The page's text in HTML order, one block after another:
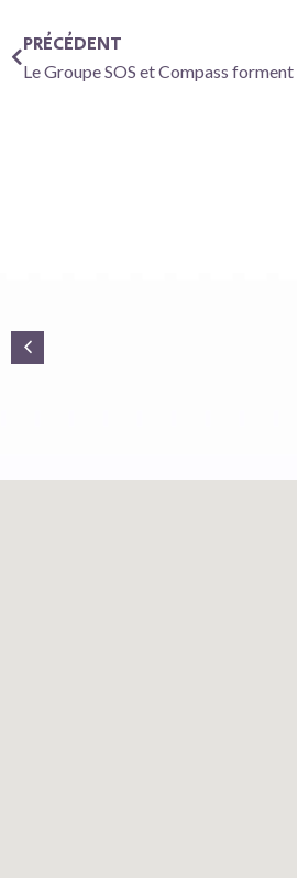
PRÉCÉDENT